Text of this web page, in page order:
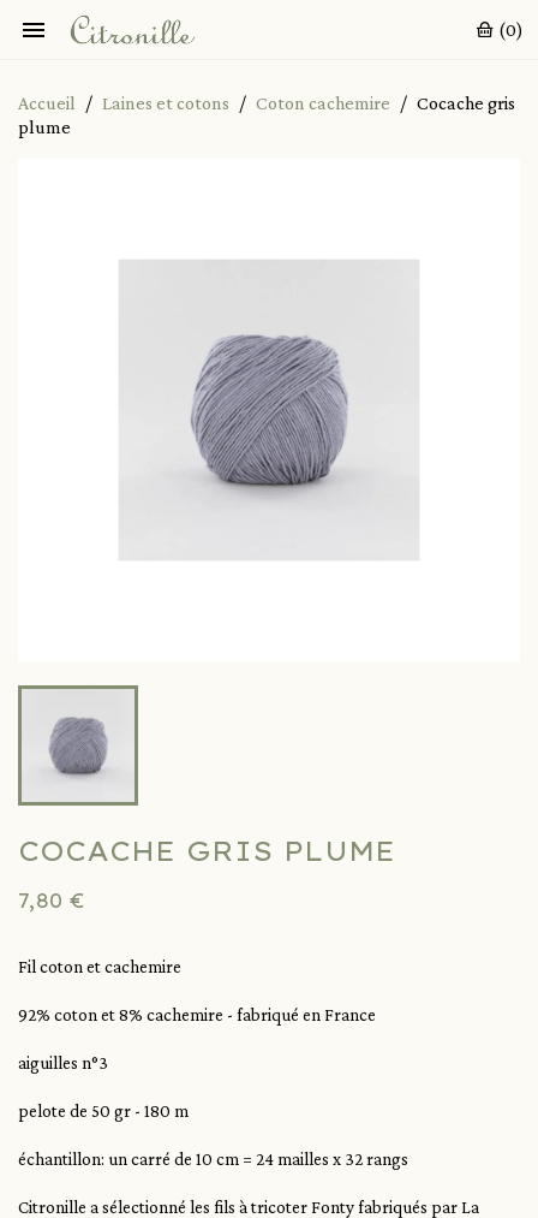
 (0)
Accueil Laines et cotons Coton cachemire
Cocache gris
plume
COCACHE GRIS PLUME
7,80 €
Fil coton et cachemire
92% coton et 8% cachemire - fabriqué en France
aiguilles n°3
pelote de 50 gr - 180 m
échantillon: un carré de 10 cm = 24 mailles x 32 rangs
Citronille a sélectionné les fils à tricoter Fonty fabriqués par La